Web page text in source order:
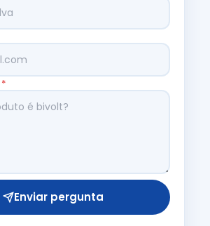
*
Enviar pergunta